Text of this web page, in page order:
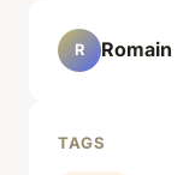
R Romain
TAGS